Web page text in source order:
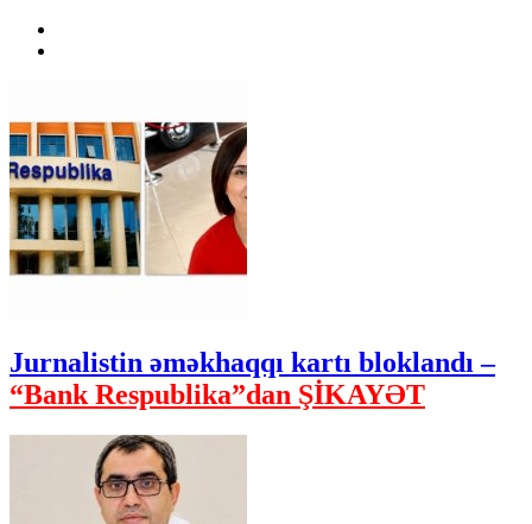
Jurnalistin əməkhaqqı kartı bloklandı –
“Bank Respublika”dan ŞİKAYƏT